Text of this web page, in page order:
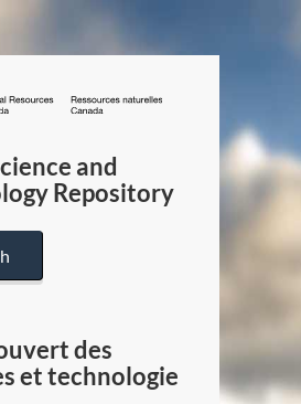
/
Canada
and
Repository
des
et technologie